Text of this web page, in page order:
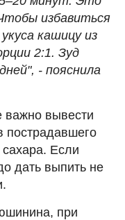
избавиться
кашицу из
2:1. Зуд
- пояснила
важно вывести
пострадавшего
Если
дать выпить не
при